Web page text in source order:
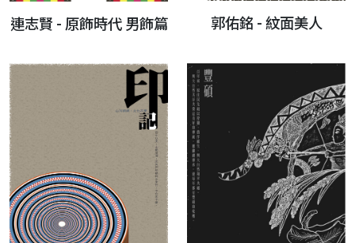
連志賢 - 原飾時代 男飾篇 郭佑銘 - 紋面美人